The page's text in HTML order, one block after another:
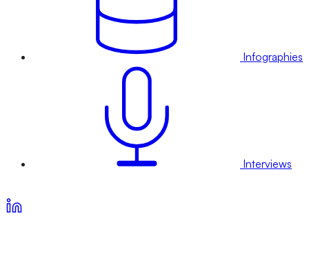
Infographies
Interviews